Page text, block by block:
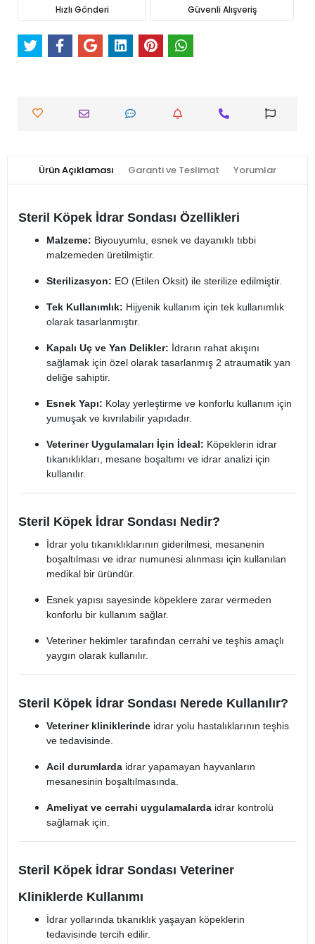
Hızlı Gönderi Güvenli Alışveriş
Ürün Açıklaması Garanti ve Teslimat Yorumlar
Steril Köpek İdrar Sondası Özellikleri
Malzeme: Biyouyumlu, esnek ve dayanıklı tıbbi
malzemeden üretilmiştir.
Sterilizasyon: EO (Etilen Oksit) ile sterilize edilmiştir.
Tek Kullanımlık: Hijyenik kullanım için tek kullanımlık
olarak tasarlanmıştır.
Kapalı Uç ve Yan Delikler: İdrarın rahat akışını
sağlamak için özel olarak tasarlanmış 2 atraumatik yan
deliğe sahiptir.
Esnek Yapı: Kolay yerleştirme ve konforlu kullanım için
yumuşak ve kıvrılabilir yapıdadır.
Veteriner Uygulamaları İçin İdeal: Köpeklerin idrar
tıkanıklıkları, mesane boşaltımı ve idrar analizi için
kullanılır.
Steril Köpek İdrar Sondası Nedir?
İdrar yolu tıkanıklıklarının giderilmesi, mesanenin
boşaltılması ve idrar numunesi alınması için kullanılan
medikal bir üründür.
Esnek yapısı sayesinde köpeklere zarar vermeden
konforlu bir kullanım sağlar.
Veteriner hekimler tarafından cerrahi ve teşhis amaçlı
yaygın olarak kullanılır.
Steril Köpek İdrar Sondası Nerede Kullanılır?
Veteriner kliniklerinde idrar yolu hastalıklarının teşhis
ve tedavisinde.
Acil durumlarda idrar yapamayan hayvanların
mesanesinin boşaltılmasında.
Ameliyat ve cerrahi uygulamalarda idrar kontrolü
sağlamak için.
Steril Köpek İdrar Sondası Veteriner
Kliniklerde Kullanımı
İdrar yollarında tıkanıklık yaşayan köpeklerin
tedavisinde tercih edilir.